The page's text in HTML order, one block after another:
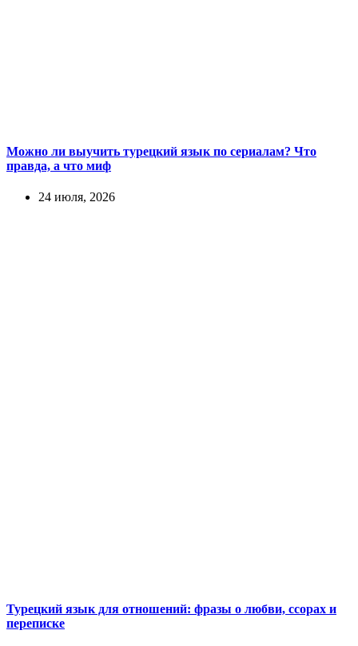
Можно ли выучить турецкий язык по сериалам? Что
правда, а что миф
24 июля, 2026
Турецкий язык для отношений: фразы о любви, ссорах и
переписке